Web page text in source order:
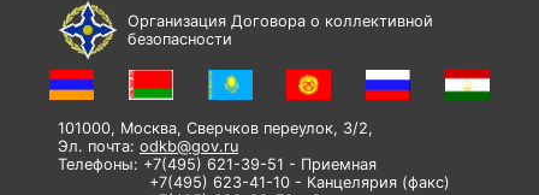
Организация Договора о коллективной
безопасности
101000, Москва, Сверчков переулок, 3/2,
Эл. почта: odkb@gov.ru
Телефоны: +7(495) 621-39-51 - Приемная
+7(495) 623-41-10 - Канцелярия (факс)